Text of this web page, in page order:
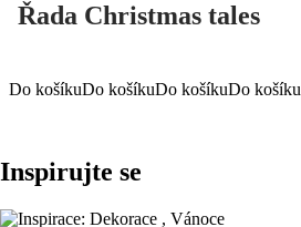
Řada Christmas tales
Do košíkuDo košíkuDo košíkuDo košíku
Inspirujte se